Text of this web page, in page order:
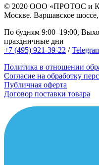
© 2020 ООО «ПРОТОС и
Москве. Варшавское
По будням 9:00–19:00,
праздничные дни
+7 (495) 921-39-22 /
Политика в отношении
Согласие на обработку
Публичная оферта
Договор поставки товара